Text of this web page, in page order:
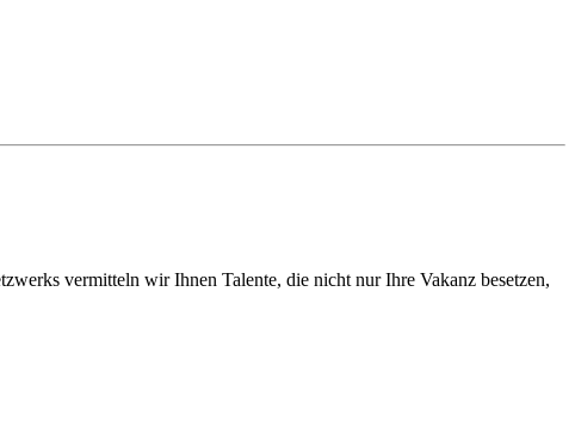
vermitteln wir Ihnen Talente, die nicht nur Ihre Vakanz besetzen,